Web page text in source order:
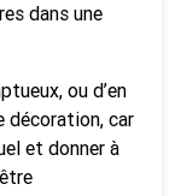
dans une
ou d’en
décoration, car
et donner à